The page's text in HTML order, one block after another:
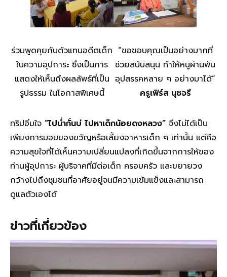
ร่วมพูดคุยกับตัวแทนอดีตเด็ก
ในความอุปการะ ซึ่งเป็นการ
แสดงให้เห็นถึงผลลัพธ์ที่เป็น
รูปธรรม ในโอกาสพิเศษนี้
“ขอขอบคุณเป็นอย่างมากที่
ช่วยสนับสนุน ทำให้หนูผ่านพ้น
อุปสรรคหลาย ๆ อย่างมาได้”
ครูเฟิร์ส นุชจรี
ทริปอิ่มใจ “ไปน่ำกั่นบ่ ไปหาเด็กน้อยดงหลวง” จึงไม่ได้เป็น
เพียงการมอบของขวัญหรือเลี้ยงอาหารเด็ก ๆ เท่านั้น แต่คือ
ความสุขใจที่ได้เห็นความเปลี่ยนแปลงที่เกิดขึ้นจากการให้ของ
ท่านผู้อุปการะ ผู้บริจาคที่มีต่อเด็ก ครอบครัว และขยายวง
กว้างไปถึงชุมชนที่อาศัยอยู่จนมีความเข้มแข็งและสามารถ
ดูแลตัวเองได้
ข่าวที่เกี่ยวข้อง